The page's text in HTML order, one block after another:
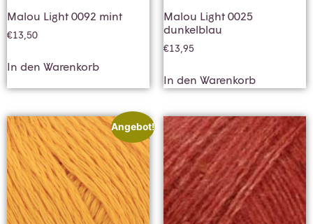
Malou Light 0092 mint
€13,50
In den Warenkorb
Malou Light 0025
dunkelblau
€13,95
In den Warenkorb
Angebot!